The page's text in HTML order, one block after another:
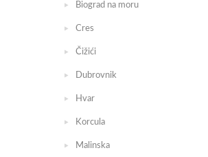
Biograd na moru
Cres
Čižići
Dubrovnik
Hvar
Korcula
Malinska